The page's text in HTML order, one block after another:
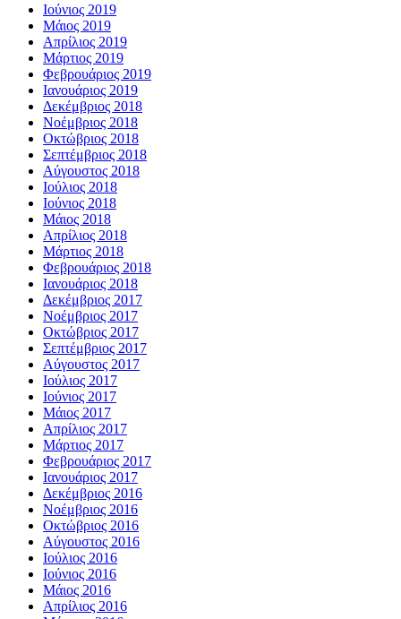
Ιούνιος 2019
Μάιος 2019
Απρίλιος 2019
Μάρτιος 2019
Φεβρουάριος 2019
Ιανουάριος 2019
Δεκέμβριος 2018
Νοέμβριος 2018
Οκτώβριος 2018
Σεπτέμβριος 2018
Αύγουστος 2018
Ιούλιος 2018
Ιούνιος 2018
Μάιος 2018
Απρίλιος 2018
Μάρτιος 2018
Φεβρουάριος 2018
Ιανουάριος 2018
Δεκέμβριος 2017
Νοέμβριος 2017
Οκτώβριος 2017
Σεπτέμβριος 2017
Αύγουστος 2017
Ιούλιος 2017
Ιούνιος 2017
Μάιος 2017
Απρίλιος 2017
Μάρτιος 2017
Φεβρουάριος 2017
Ιανουάριος 2017
Δεκέμβριος 2016
Νοέμβριος 2016
Οκτώβριος 2016
Αύγουστος 2016
Ιούλιος 2016
Ιούνιος 2016
Μάιος 2016
Απρίλιος 2016